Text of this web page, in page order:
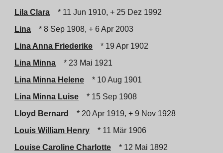
Lila Clara
* 11 Jun 1910, + 25 Dez 1992
Lina
* 8 Sep 1908, + 6 Apr 2003
Lina Anna Friederike
* 19 Apr 1902
Lina Minna
* 23 Mai 1921
Lina Minna Helene
* 10 Aug 1901
Lina Minna Luise
* 15 Sep 1908
Lloyd Bernard
* 20 Apr 1919, + 9 Nov 1928
Louis William Henry
* 11 Mär 1906
Louise Caroline Charlotte
* 12 Mai 1892